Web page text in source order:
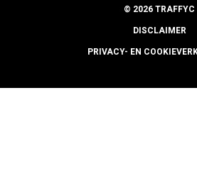
© 2026 TRAFFYC
DISCLAIMER
PRIVACY- EN